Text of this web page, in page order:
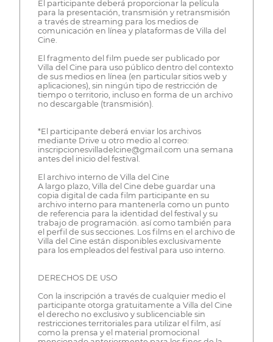
El participante deberá proporcionar la película
para la presentación, transmisión y retransmisión
a través de streaming para los medios de
comunicación en línea y plataformas de Villa del
Cine.
El fragmento del film puede ser publicado por
Villa del Cine para uso público dentro del contexto
de sus medios en línea (en particular sitios web y
aplicaciones), sin ningún tipo de restricción de
tiempo o territorio, incluso en forma de un archivo
no descargable (transmisión).
*El participante deberá enviar los archivos
mediante Drive u otro medio al correo:
inscripcionesvilladelcine@gmail.com una semana
antes del inicio del festival.
El archivo interno de Villa del Cine
A largo plazo, Villa del Cine debe guardar una
copia digital de cada film participante en su
archivo interno para mantenerla como un punto
de referencia para la identidad del festival y su
trabajo de programación. así como también para
el perfil de sus secciones. Los films en el archivo de
Villa del Cine están disponibles exclusivamente
para los empleados del festival para uso interno.
DERECHOS DE USO
Con la inscripción a través de cualquier medio el
participante otorga gratuitamente a Villa del Cine
el derecho no exclusivo y sublicenciable sin
restricciones territoriales para utilizar el film, así
como la prensa y el material promocional